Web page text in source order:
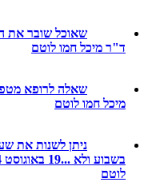
שאוכל שובר את הצום...
ד"ר מיכל חמו לוטם
שאלה לרופא מטפל
מיכל חמו לוטם
בשבוע ולא ...